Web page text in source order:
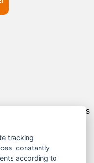
anschließend z.B. etwas
jeweiligen Anbieter.
Partner an
keine
Deals und
tracking
constantly
according to